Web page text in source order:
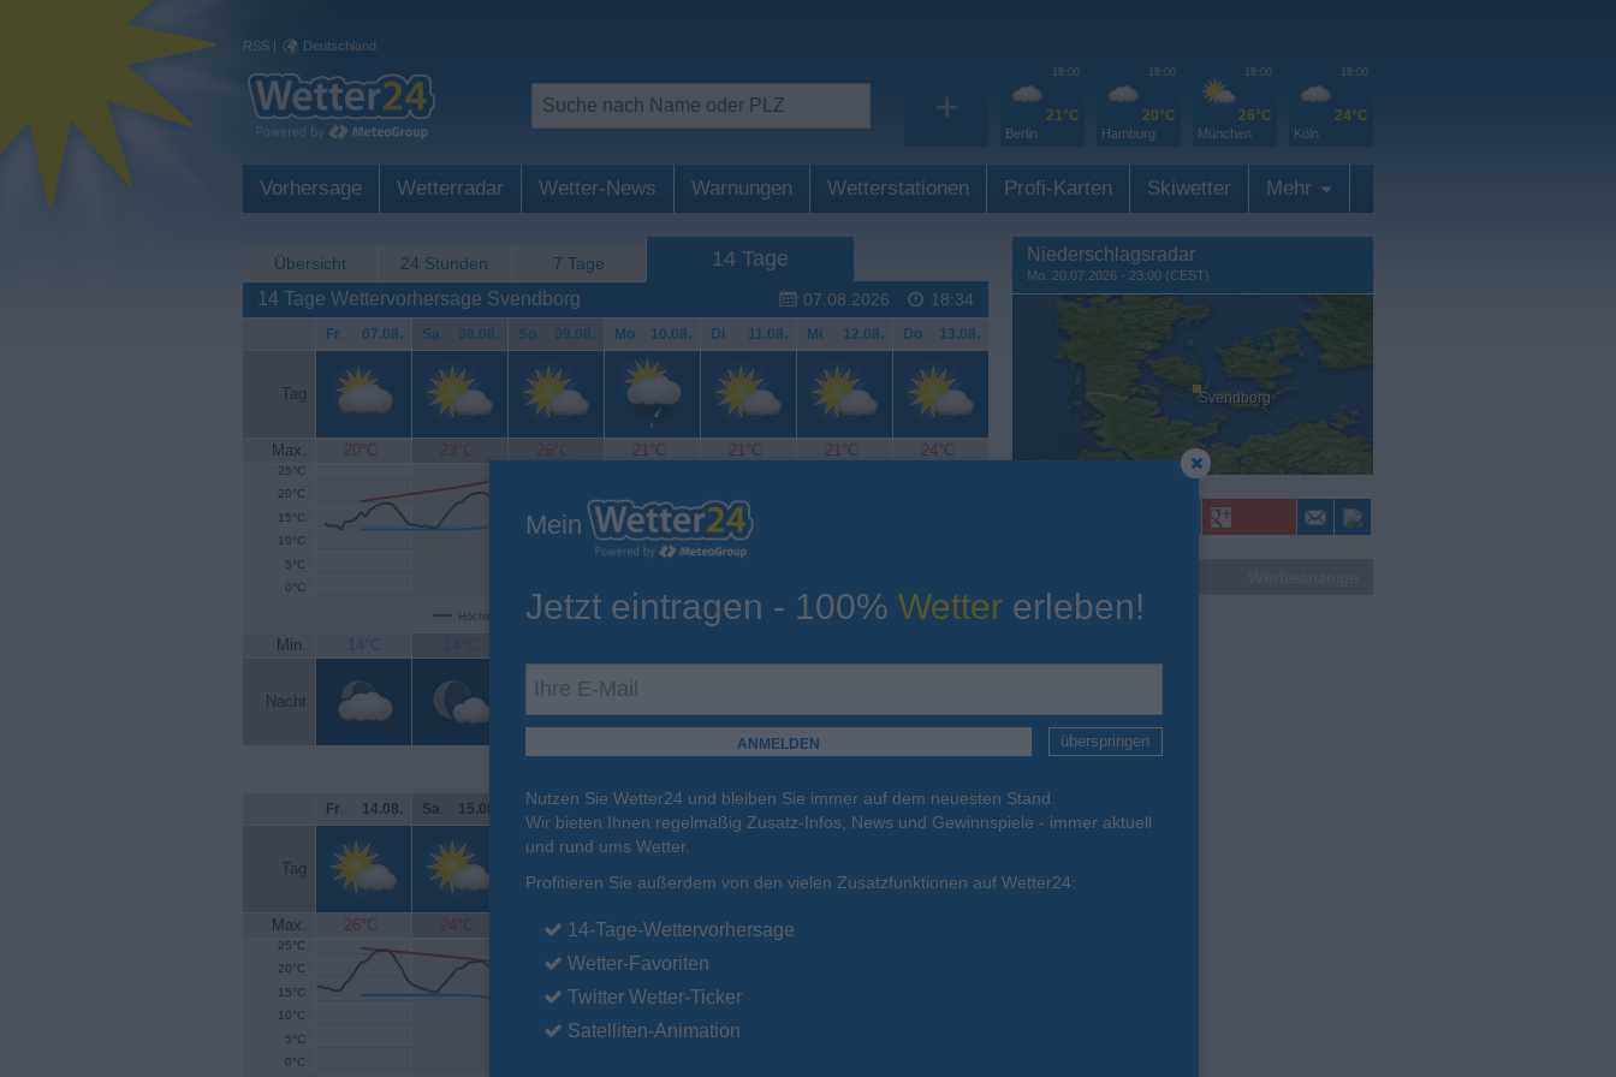
RSS | Deutschland
+
18:00
21°C
Berlin
18:00
20°C
Hamburg
18:00
26°C
München
18:00
24°C
Köln
Vorhersage Wetterradar Wetter-News Warnungen Wetterstationen Profi-Karten Skiwetter Mehr
Übersicht 24 Stunden 7 Tage 14 Tage
07.08.2026 18:34
14 Tage Wettervorhersage Svendborg
Fr. 07.08. Sa. 08.08. So. 09.08. Mo. 10.08. Di. 11.08. Mi. 12.08. Do. 13.08.
Tag
Max. 20°C 23°C 26°C 21°C 21°C 21°C 24°C
Höchsttemperatur Tiefsttemperatur Aktuelle Temperatur
0°C
5°C
10°C
15°C
20°C
25°C
Min. 14°C 14°C
Nacht
Fr. 14.08. Sa. 15.08. So. 16.08. Mo. 17.08. Di. 18.08. Mi. 19.08. Do. 20.08.
Tag
Max. 26°C 24°C 22°C 23°C 22°C
0°C
5°C
10°C
15°C
20°C
25°C
Niederschlagsradar
Mo. 20.07.2026 - 23:00 (CEST)
Svendborg
Mein
Jetzt eintragen - 100% Wetter erleben!
überspringen
Nutzen Sie Wetter24 und bleiben Sie immer auf dem neuesten Stand.
Wir bieten Ihnen regelmäßig Zusatz-Infos, News und Gewinnspiele - immer aktuell
und rund ums Wetter.
Profitieren Sie außerdem von den vielen Zusatzfunktionen auf Wetter24:
14-Tage-Wettervorhersage
Wetter-Favoriten
Twitter Wetter-Ticker
Satelliten-Animation